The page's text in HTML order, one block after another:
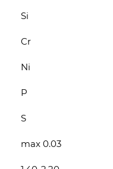
Si
Cr
Ni
P
S
max 0.03